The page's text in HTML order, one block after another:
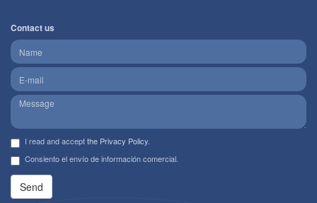
Contact us
I read and acceptthe Privacy Policy
Consiento el envío de información comercial.
Send